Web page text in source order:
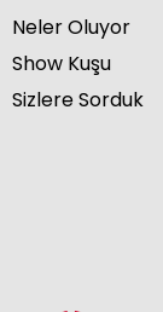
Neler Oluyor
Show Kuşu
Sizlere Sorduk